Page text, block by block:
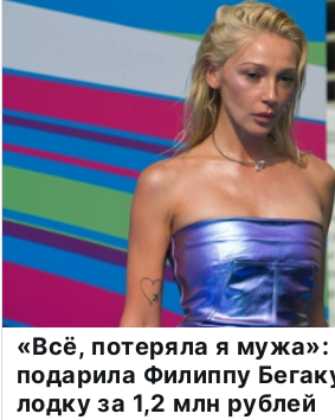
«Всё, потеряла я мужа»:
подарила Филиппу
лодку за 1,2 млн рублей